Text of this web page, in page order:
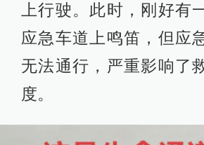
上行驶。此时，刚好有
应急车道上鸣笛，但应
无法通行，严重影响了
度。